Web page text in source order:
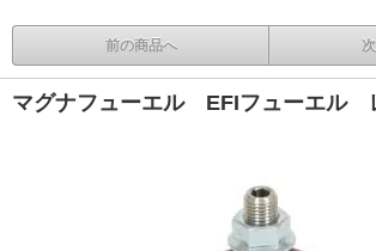
前の商品へ
マグナフューエル EFIフューエル